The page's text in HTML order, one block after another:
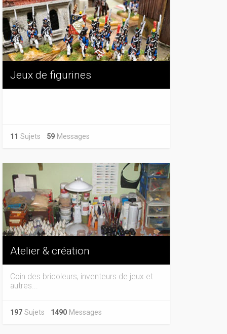
Jeux de figurines
11 Sujets 59 Messages
Atelier & création
Coin des bricoleurs, inventeurs de jeux et
autres...
197 Sujets 1490 Messages